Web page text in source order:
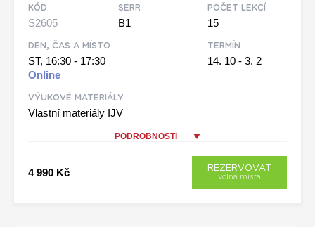
KÓD
S2605
SERR
B1
POČET LEKCÍ
15
DEN, ČAS A MÍSTO
ST, 16:30 - 17:30
Online
TERMÍN
14. 10 - 3. 2
VÝUKOVÉ MATERIÁLY
Vlastní materiály IJV
PODROBNOSTI
4 990 Kč REZERVOVAT
volná místa